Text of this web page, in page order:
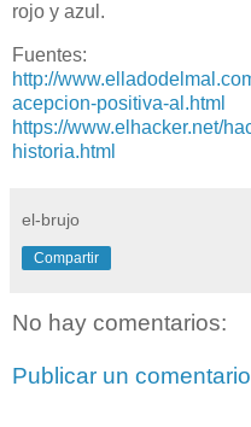
rojo y azul.
Fuentes:
http://
acepcion-positiva-al.html
https://www.elhacker.net/
historia.html
el-brujo
Compartir
No hay comentarios:
Publicar un comentario